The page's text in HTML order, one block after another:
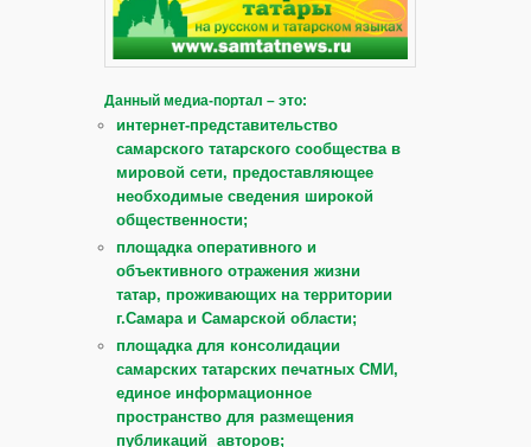
Данный медиа-портал – это:
интернет-представительство
самарского татарского сообщества в
мировой сети, предоставляющее
необходимые сведения широкой
общественности;
площадка оперативного и
объективного отражения жизни
татар, проживающих на территории
г.Самара и Самарской области;
площадка для консолидации
самарских татарских печатных СМИ,
единое информационное
пространство для размещения
публикаций авторов;